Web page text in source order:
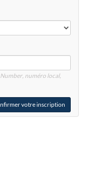
Number, numéro local,